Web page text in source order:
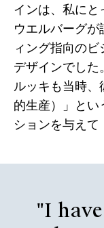
インは、私に
ウエルバーグ
ィング指向の
デザインでした
ルッキも当時
的生産）」と
ションを与えて
"I